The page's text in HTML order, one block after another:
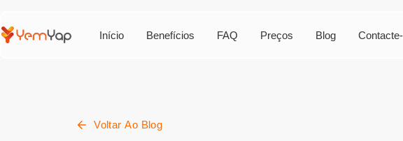
Início Benefícios FAQ Preços Blog
Voltar Ao Blog